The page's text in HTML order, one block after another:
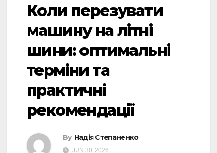
Коли перезувати
машину на літні
шини: оптимальні
терміни та
практичні
рекомендації
By Надія Степаненко
JUN 30, 2026